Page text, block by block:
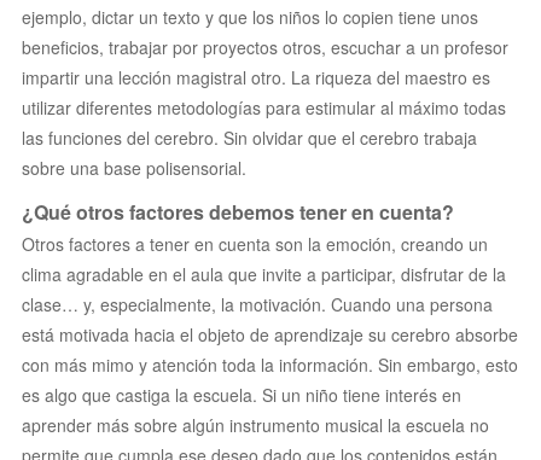
ejemplo, dictar un texto y que los niños lo copien tiene unos
beneficios, trabajar por proyectos otros, escuchar a un profesor
impartir una lección magistral otro. La riqueza del maestro es
utilizar diferentes metodologías para estimular al máximo todas
las funciones del cerebro. Sin olvidar que el cerebro trabaja
sobre una base polisensorial.
¿Qué otros factores debemos tener en cuenta?
Otros factores a tener en cuenta son la emoción, creando un
clima agradable en el aula que invite a participar, disfrutar de la
clase… y, especialmente, la motivación. Cuando una persona
está motivada hacia el objeto de aprendizaje su cerebro absorbe
con más mimo y atención toda la información. Sin embargo, esto
es algo que castiga la escuela. Si un niño tiene interés en
aprender más sobre algún instrumento musical la escuela no
permite que cumpla ese deseo dado que los contenidos están